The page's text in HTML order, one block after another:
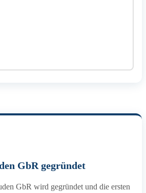
GbR gegründet
GbR wird gegründet und die ersten